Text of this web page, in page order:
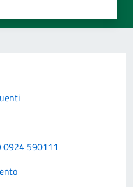
0924 590111